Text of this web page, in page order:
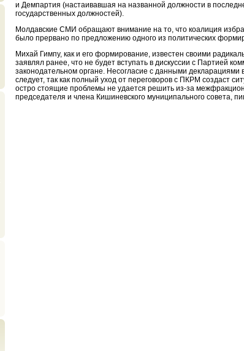
и Демпартия (настаивавшая на названной должности в
государственных должностей).
Молдавские СМИ обращают внимание на то, что коалиция
было прервано по предложению одного из политических
Михай Гимпу, как и его формирование, известен своими
заявлял ранее, что не будет вступать в дискуссии с Партией
законодательном органе. Несогласие с данными
следует, так как полный уход от переговоров с ПКРМ создаст
остро стоящие проблемы не удается решить из-за
председателя и члена Кишиневского муниципального совета,